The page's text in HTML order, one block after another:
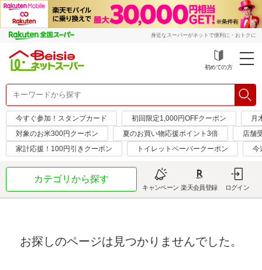
身近なスーパーがネットで便利に・おトクに
初めての方
今すぐ参加！スタンプカード 初回限定1,000円OFFクーポン
月
対象のお米300円クーポン
夏のお買い物応援ポイント3倍
店舗
家計応援！100円引きクーポン
トイレットペーパークーポン 今
カテゴリから探す
キャンペーン 楽天会員登録 ログイン
お探しのページは見つかりませんでした。